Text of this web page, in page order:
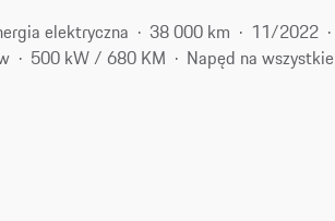
elektryczna 38 000 km
11/2022
500 kW / 680 KM
Napęd na wszystkie